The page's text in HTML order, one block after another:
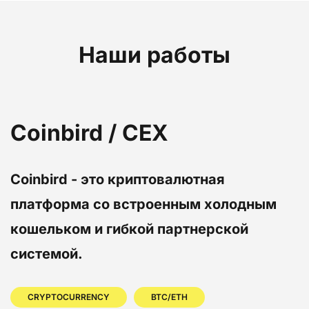
Наши работы
Coinbird / CEX
Coinbird - это криптовалютная
платформа со встроенным холодным
кошельком и гибкой партнерской
системой.
CRYPTOCURRENCY BTC/ETH